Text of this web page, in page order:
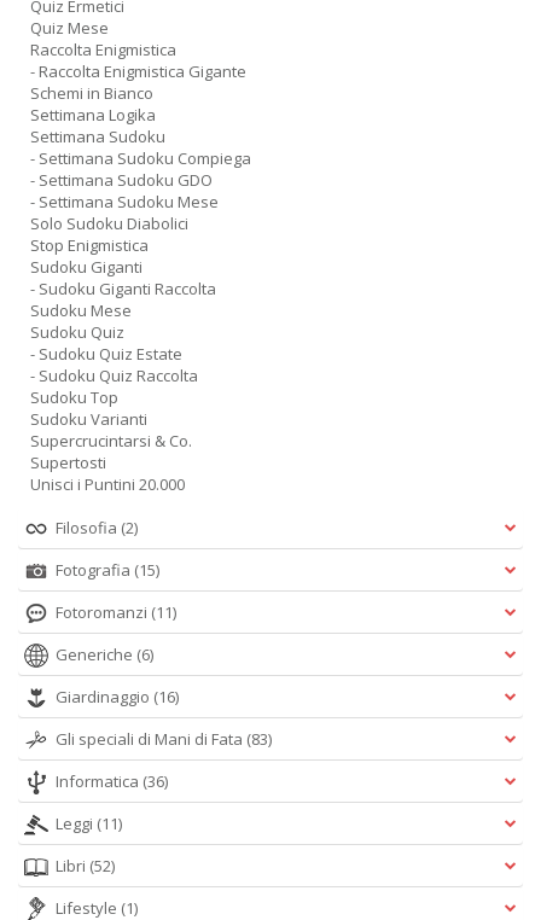
Quiz Ermetici
Quiz Mese
Raccolta Enigmistica
- Raccolta Enigmistica Gigante
Schemi in Bianco
Settimana Logika
Settimana Sudoku
- Settimana Sudoku Compiega
- Settimana Sudoku GDO
- Settimana Sudoku Mese
Solo Sudoku Diabolici
Stop Enigmistica
Sudoku Giganti
- Sudoku Giganti Raccolta
Sudoku Mese
Sudoku Quiz
- Sudoku Quiz Estate
- Sudoku Quiz Raccolta
Sudoku Top
Sudoku Varianti
Supercrucintarsi & Co.
Supertosti
Unisci i Puntini 20.000
Filosofia (2)
Fotografia (15)
Fotoromanzi (11)
Generiche (6)
Giardinaggio (16)
Gli speciali di Mani di Fata (83)
Informatica (36)
Leggi (11)
Libri (52)
Lifestyle (1)